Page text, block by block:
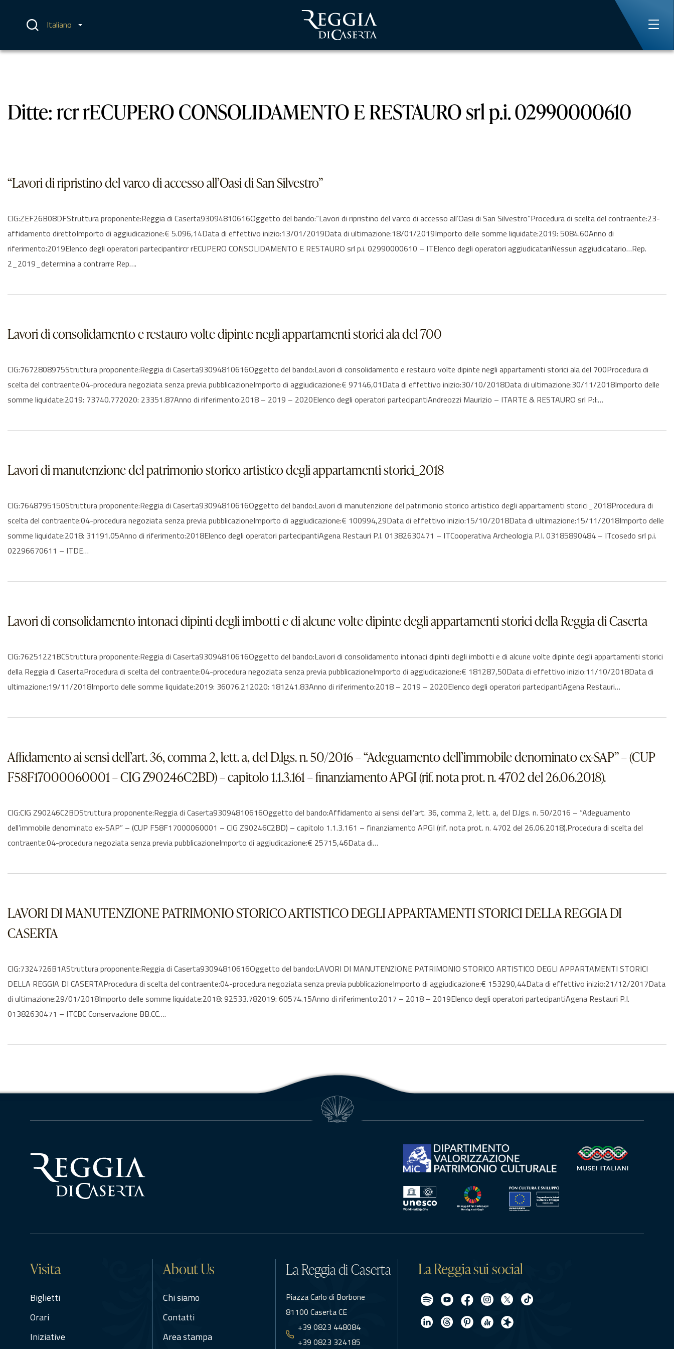
contenuto Italiano
Ditte:rcr rECUPERO CONSOLIDAMENTO E RESTAURO srl p.i. 02990000610
“Lavori di ripristino del varco di accesso all’Oasi di San Silvestro”
CIG:ZEF26B08DFStruttura proponente:Reggia di Caserta93094810616Oggetto del bando:“Lavori di ripristino del varco di accesso all’Oasi di San Silvestro”Procedura di scelta del contraente:23-
affidamento direttoImporto di aggiudicazione:€ 5.096,14Data di effettivo inizio:13/01/2019Data di ultimazione:18/01/2019Importo delle somme liquidate:2019: 5084.60Anno di
riferimento:2019Elenco degli operatori partecipantircr rECUPERO CONSOLIDAMENTO E RESTAURO srl p.i. 02990000610 – ITElenco degli operatori aggiudicatariNessun aggiudicatario…Rep.
2_2019_determina a contrarre Rep….
Lavori di consolidamento e restauro volte dipinte negli appartamenti storici ala del 700
CIG:7672808975Struttura proponente:Reggia di Caserta93094810616Oggetto del bando:Lavori di consolidamento e restauro volte dipinte negli appartamenti storici ala del 700Procedura di
scelta del contraente:04-procedura negoziata senza previa pubblicazioneImporto di aggiudicazione:€ 97146,01Data di effettivo inizio:30/10/2018Data di ultimazione:30/11/2018Importo delle
somme liquidate:2019: 73740.772020: 23351.87Anno di riferimento:2018 – 2019 – 2020Elenco degli operatori partecipantiAndreozzi Maurizio – ITARTE & RESTAURO srl P:I:…
Lavori di manutenzione del patrimonio storico artistico degli appartamenti storici_2018
CIG:7648795150Struttura proponente:Reggia di Caserta93094810616Oggetto del bando:Lavori di manutenzione del patrimonio storico artistico degli appartamenti storici_2018Procedura di
scelta del contraente:04-procedura negoziata senza previa pubblicazioneImporto di aggiudicazione:€ 100994,29Data di effettivo inizio:15/10/2018Data di ultimazione:15/11/2018Importo delle
somme liquidate:2018: 31191.05Anno di riferimento:2018Elenco degli operatori partecipantiAgena Restauri P.I. 01382630471 – ITCooperativa Archeologia P.I. 03185890484 – ITcosedo srl p.i.
02296670611 – ITDE…
Lavori di consolidamento intonaci dipinti degli imbotti e di alcune volte dipinte degli appartamenti storici della Reggia di Caserta
CIG:76251221BCStruttura proponente:Reggia di Caserta93094810616Oggetto del bando:Lavori di consolidamento intonaci dipinti degli imbotti e di alcune volte dipinte degli appartamenti storici
della Reggia di CasertaProcedura di scelta del contraente:04-procedura negoziata senza previa pubblicazioneImporto di aggiudicazione:€ 181287,50Data di effettivo inizio:11/10/2018Data di
ultimazione:19/11/2018Importo delle somme liquidate:2019: 36076.212020: 181241.83Anno di riferimento:2018 – 2019 – 2020Elenco degli operatori partecipantiAgena Restauri…
Affidamento ai sensi dell’art. 36, comma 2, lett. a, del D.lgs. n. 50/2016 – “Adeguamento dell’immobile denominato ex-SAP” – (CUP
F58F17000060001 – CIG Z90246C2BD) – capitolo 1.1.3.161 – finanziamento APGI (rif. nota prot. n. 4702 del 26.06.2018).
CIG:CIG Z90246C2BDStruttura proponente:Reggia di Caserta93094810616Oggetto del bando:Affidamento ai sensi dell’art. 36, comma 2, lett. a, del D.lgs. n. 50/2016 – “Adeguamento
dell’immobile denominato ex-SAP” – (CUP F58F17000060001 – CIG Z90246C2BD) – capitolo 1.1.3.161 – finanziamento APGI (rif. nota prot. n. 4702 del 26.06.2018).Procedura di scelta del
contraente:04-procedura negoziata senza previa pubblicazioneImporto di aggiudicazione:€ 25715,46Data di…
LAVORI DI MANUTENZIONE PATRIMONIO STORICO ARTISTICO DEGLI APPARTAMENTI STORICI DELLA REGGIA DI
CASERTA
CIG:7324726B1AStruttura proponente:Reggia di Caserta93094810616Oggetto del bando:LAVORI DI MANUTENZIONE PATRIMONIO STORICO ARTISTICO DEGLI APPARTAMENTI STORICI
DELLA REGGIA DI CASERTAProcedura di scelta del contraente:04-procedura negoziata senza previa pubblicazioneImporto di aggiudicazione:€ 153290,44Data di effettivo inizio:21/12/2017Data
di ultimazione:29/01/2018Importo delle somme liquidate:2018: 92533.782019: 60574.15Anno di riferimento:2017 – 2018 – 2019Elenco degli operatori partecipantiAgena Restauri P.I.
01382630471 – ITCBC Conservazione BB.CC….
Visita
Biglietti
Orari
Iniziative
About Us
Chi siamo
Contatti
Area stampa
La Reggia di Caserta
Piazza Carlo di Borbone
81100 Caserta CE
+39 0823 448084
+39 0823 324185
La Reggia sui social